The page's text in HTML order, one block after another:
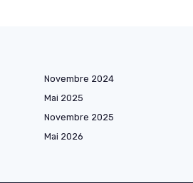
Novembre 2024
Mai 2025
Novembre 2025
Mai 2026